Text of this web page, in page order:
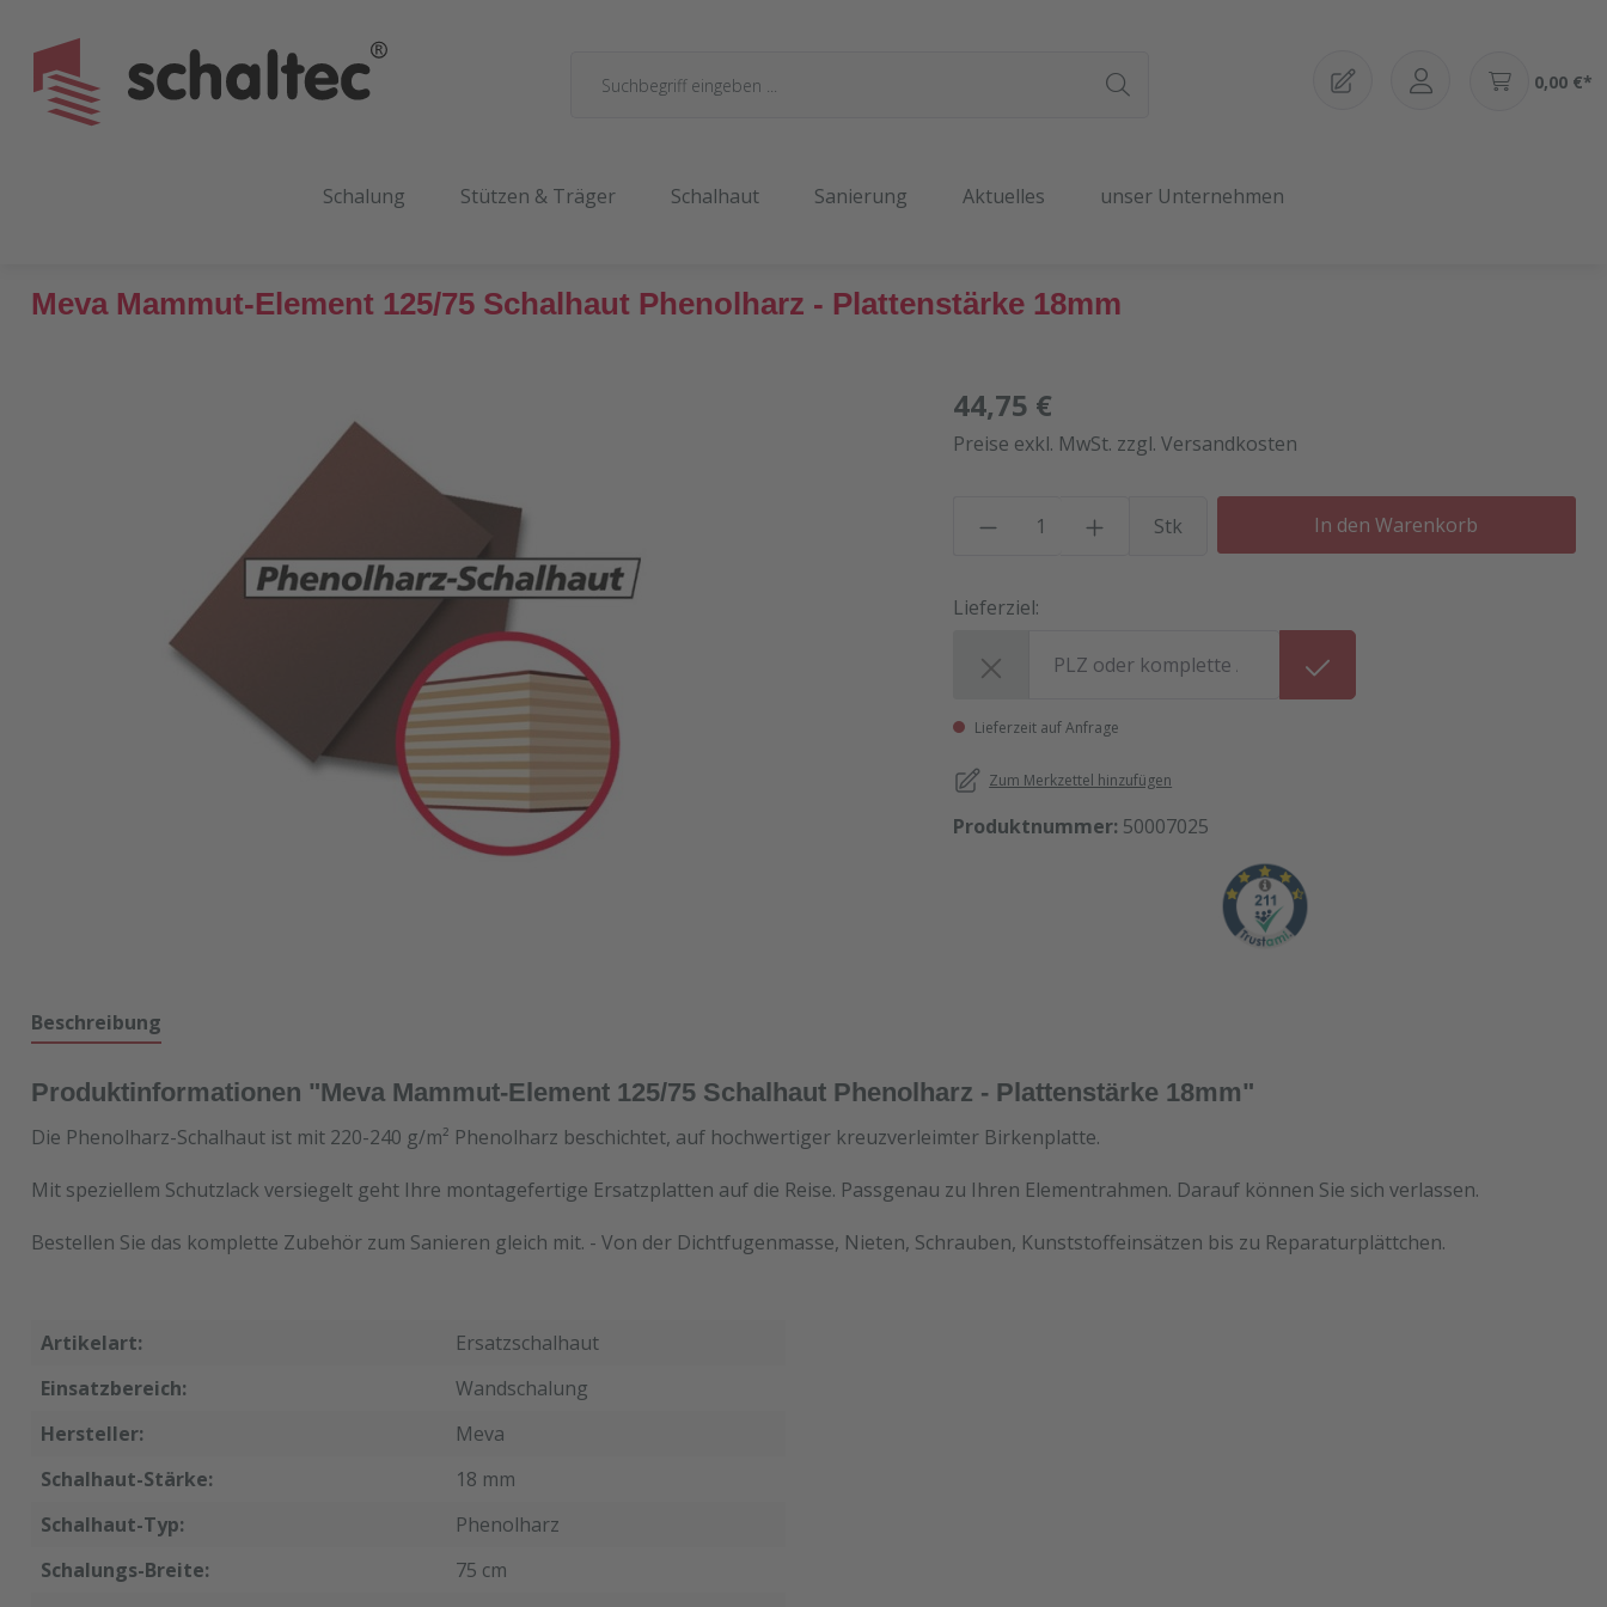
0,00 €*
Schalung Stützen & Träger Schalhaut Sanierung Aktuelles unser Unternehmen
Meva Mammut-Element 125/75 Schalhaut Phenolharz - Plattenstärke 18mm
44,75 €
Preise exkl. MwSt. zzgl. Versandkosten
Produkt Anzahl: Gib den
Stk In den Warenkorb
Lieferziel:
Lieferzeit auf Anfrage
Zum Merkzettel hinzufügen
Produktnummer: 50007025
Beschreibung
Produktinformationen "Meva Mammut-Element 125/75 Schalhaut Phenolharz - Plattenstärke 18mm"
Die Phenolharz-Schalhaut ist mit 220-240 g/m² Phenolharz beschichtet, auf hochwertiger kreuzverleimter Birkenplatte.
Mit speziellem Schutzlack versiegelt geht Ihre montagefertige Ersatzplatten auf die Reise. Passgenau zu Ihren Elementrahmen. Darauf können Sie sich verlassen.
Bestellen Sie das komplette Zubehör zum Sanieren gleich mit. - Von der Dichtfugenmasse, Nieten, Schrauben, Kunststoffeinsätzen bis zu Reparaturplättchen.
Artikelart:
Ersatzschalhaut
Einsatzbereich:
Wandschalung
Hersteller:
Meva
Schalhaut-Stärke:
18 mm
Schalhaut-Typ:
Phenolharz
Schalungs-Breite:
75 cm